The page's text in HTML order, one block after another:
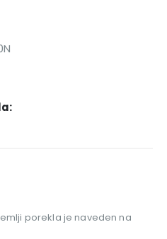
porekla je naveden na